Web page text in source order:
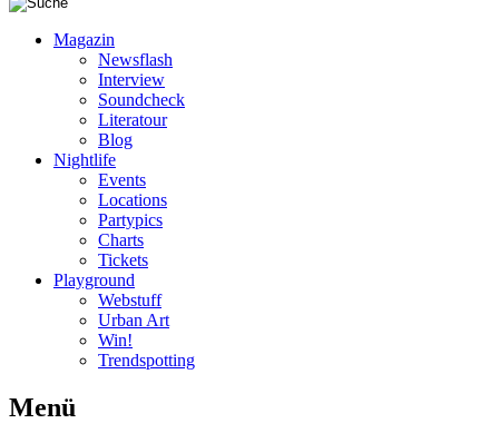
Magazin
Newsflash
Interview
Soundcheck
Literatour
Blog
Nightlife
Events
Locations
Partypics
Charts
Tickets
Playground
Webstuff
Urban Art
Win!
Trendspotting
Menü